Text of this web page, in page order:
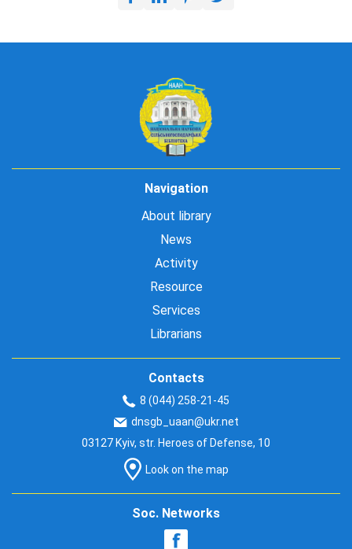
Navigation
About library
News
Activity
Resource
Services
Librarians
Contacts
8 (044) 258-21-45
dnsgb_uaan@ukr.net
03127 Kyiv, str. Heroes of Defense, 10
Look on the map
Soc. Networks